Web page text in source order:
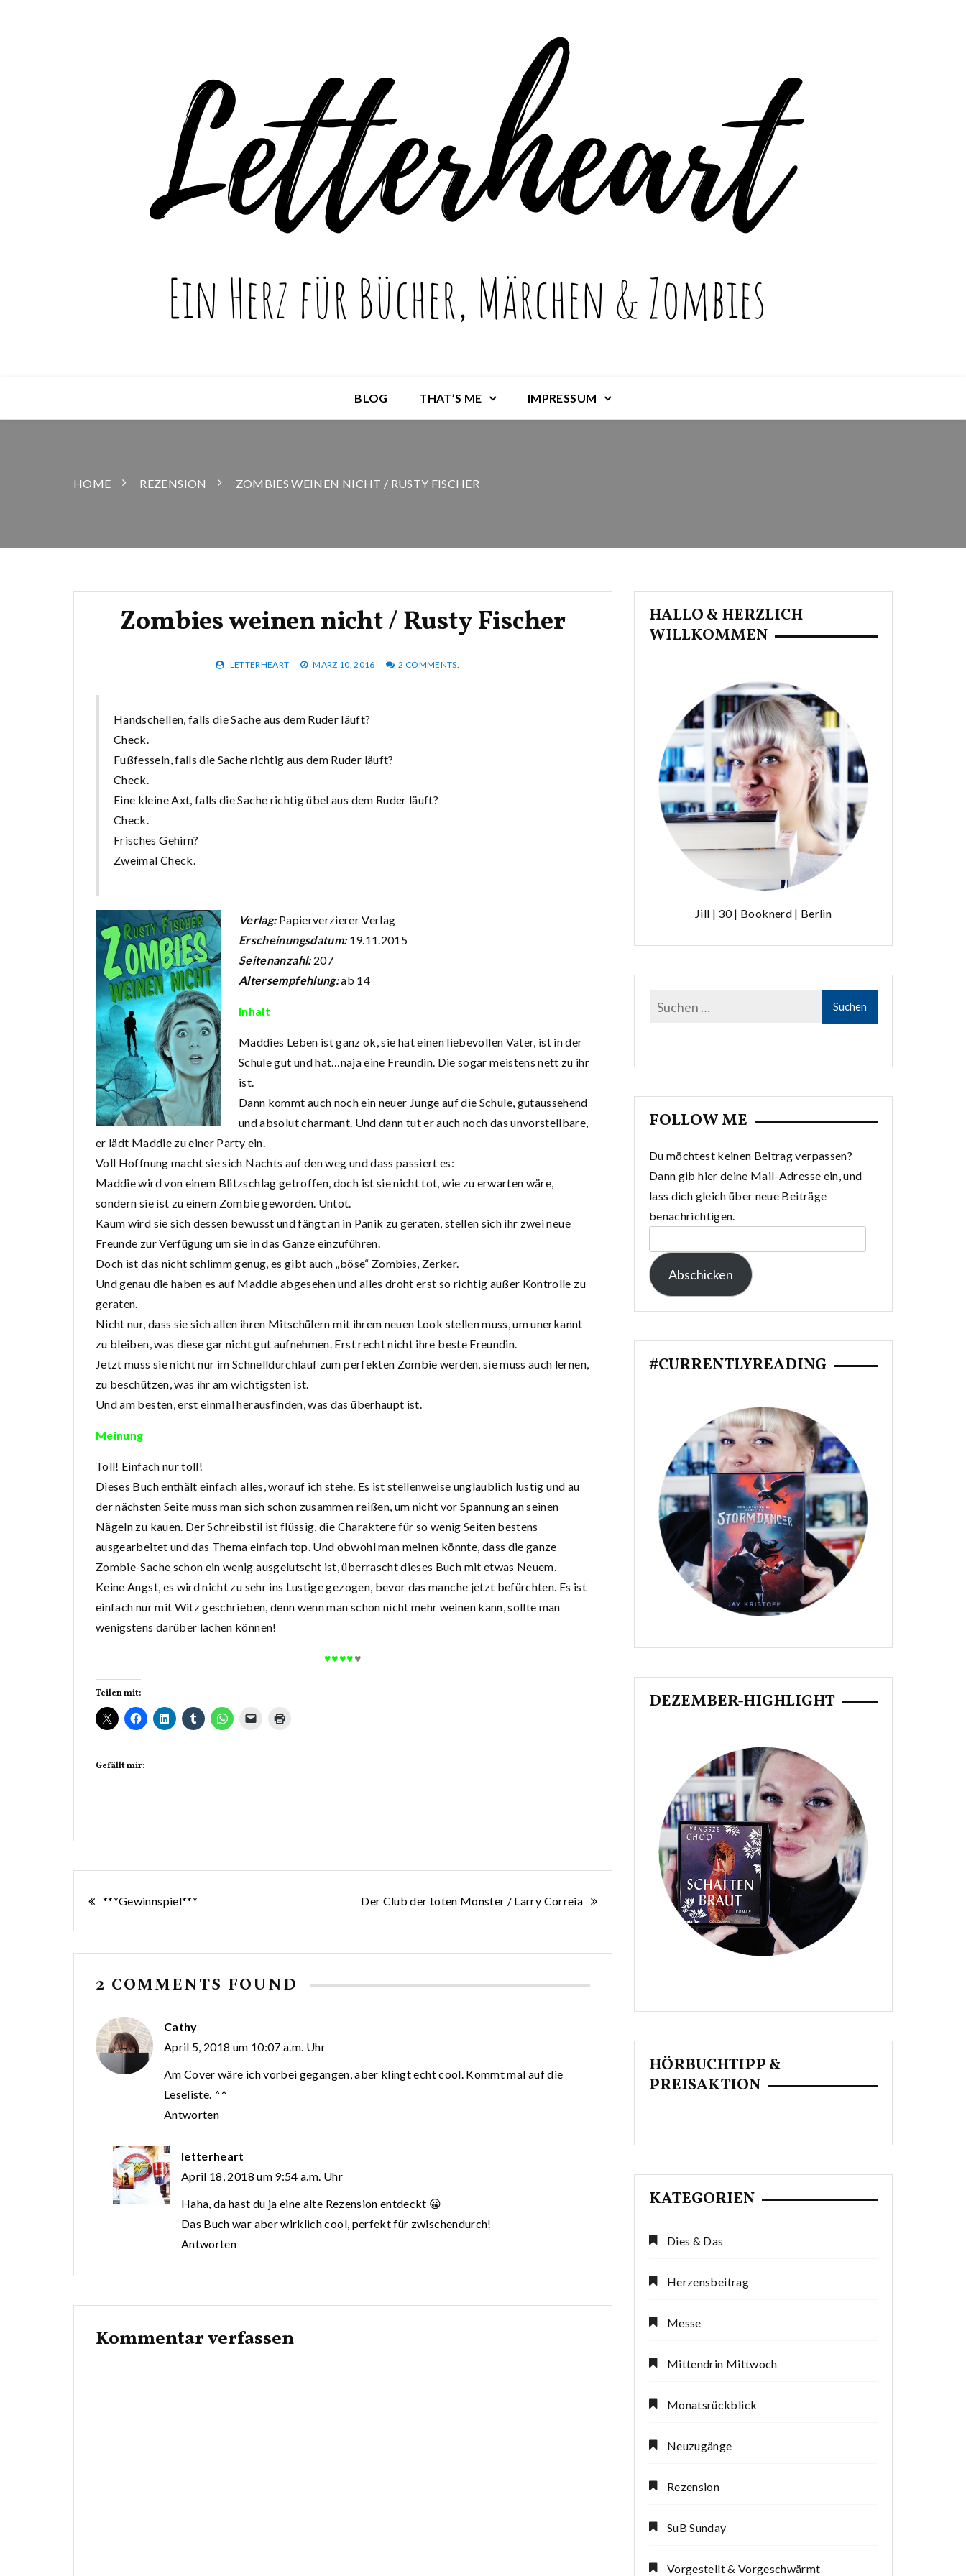
BLOG THAT’S ME IMPRESSUM
HOME REZENSION ZOMBIES WEINEN NICHT / RUSTY FISCHER
Zombies weinen nicht / Rusty Fischer
LETTERHEART MÄRZ 10, 2016 2 COMMENTS.
Handschellen, falls die Sache aus dem Ruder läuft?
Check.
Fußfesseln, falls die Sache richtig aus dem Ruder läuft?
Check.
Eine kleine Axt, falls die Sache richtig übel aus dem Ruder läuft?
Check.
Frisches Gehirn?
Zweimal Check.
Verlag:Papierverzierer Verlag
Erscheinungsdatum:19.11.2015
Seitenanzahl:207
Altersempfehlung:ab 14
Inhalt
Maddies Leben ist ganz ok, sie hat einen liebevollen Vater, ist in der
Schule gut und hat…naja eine Freundin. Die sogar meistens nett zu ihr
ist.
Dann kommt auch noch ein neuer Junge auf die Schule, gutaussehend
und absolut charmant. Und dann tut er auch noch das unvorstellbare,
er lädt Maddie zu einer Party ein.
Voll Hoffnung macht sie sich Nachts auf den weg und dass passiert es:
Maddie wird von einem Blitzschlag getroffen, doch ist sie nicht tot, wie zu erwarten wäre,
sondern sie ist zu einem Zombie geworden. Untot.
Kaum wird sie sich dessen bewusst und fängt an in Panik zu geraten, stellen sich ihr zwei neue
Freunde zur Verfügung um sie in das Ganze einzuführen.
Doch ist das nicht schlimm genug, es gibt auch „böse“ Zombies, Zerker.
Und genau die haben es auf Maddie abgesehen und alles droht erst so richtig außer Kontrolle zu
geraten.
Nicht nur, dass sie sich allen ihren Mitschülern mit ihrem neuen Look stellen muss, um unerkannt
zu bleiben, was diese gar nicht gut aufnehmen. Erst recht nicht ihre beste Freundin.
Jetzt muss sie nicht nur im Schnelldurchlauf zum perfekten Zombie werden, sie muss auch lernen,
zu beschützen, was ihr am wichtigsten ist.
Und am besten, erst einmal herausfinden, was das überhaupt ist.
Meinung
Toll! Einfach nur toll!
Dieses Buch enthält einfach alles, worauf ich stehe. Es ist stellenweise unglaublich lustig und au
der nächsten Seite muss man sich schon zusammen reißen, um nicht vor Spannung an seinen
Nägeln zu kauen. Der Schreibstil ist flüssig, die Charaktere für so wenig Seiten bestens
ausgearbeitet und das Thema einfach top. Und obwohl man meinen könnte, dass die ganze
Zombie-Sache schon ein wenig ausgelutscht ist, überrascht dieses Buch mit etwas Neuem.
Keine Angst, es wird nicht zu sehr ins Lustige gezogen, bevor das manche jetzt befürchten. Es ist
einfach nur mit Witz geschrieben, denn wenn man schon nicht mehr weinen kann, sollte man
wenigstens darüber lachen können!
♥♥♥♥♥
Teilen mit:
Gefällt mir:
Beitragsnavigation
***Gewinnspiel*** Der Club der toten Monster / Larry Correia
2 COMMENTS FOUND
Cathy
April 5, 2018 um 10:07 a.m. Uhr
Am Cover wäre ich vorbei gegangen, aber klingt echt cool. Kommt mal auf die
Leseliste. ^^
Antworten
letterheart
April 18, 2018 um 9:54 a.m. Uhr
Haha, da hast du ja eine alte Rezension entdeckt 😀
Das Buch war aber wirklich cool, perfekt für zwischendurch!
Antworten
Kommentar verfassen
HALLO & HERZLICH
WILLKOMMEN
Jill | 30 | Booknerd | Berlin
FOLLOW ME
Du möchtest keinen Beitrag verpassen?
Dann gib hier deine Mail-Adresse ein, und
lass dich gleich über neue Beiträge
benachrichtigen.
Mail-
Adresse:
Abschicken
#CURRENTLYREADING
DEZEMBER-HIGHLIGHT
HÖRBUCHTIPP &
PREISAKTION
KATEGORIEN
Dies & Das
Herzensbeitrag
Messe
Mittendrin Mittwoch
Monatsrückblick
Neuzugänge
Rezension
SuB Sunday
Vorgestellt & Vorgeschwärmt